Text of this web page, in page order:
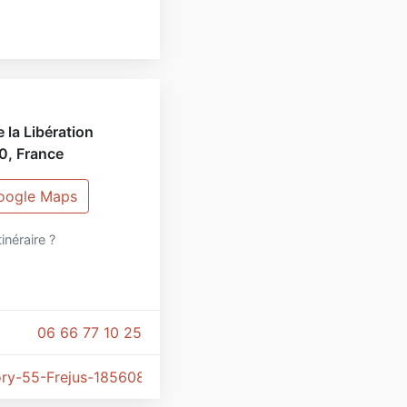
la Libération
, France
Maps
?
06 66 77 10 25
55-Frejus-1856084811327042